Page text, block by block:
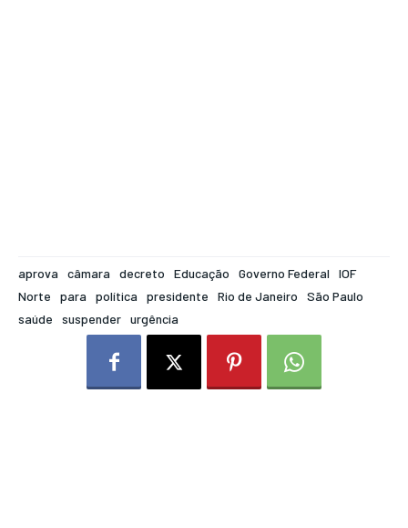
aprova câmara decreto Educação Governo Federal
IOF
Norte
para política presidente Rio de Janeiro
São Paulo
saúde
suspender urgência